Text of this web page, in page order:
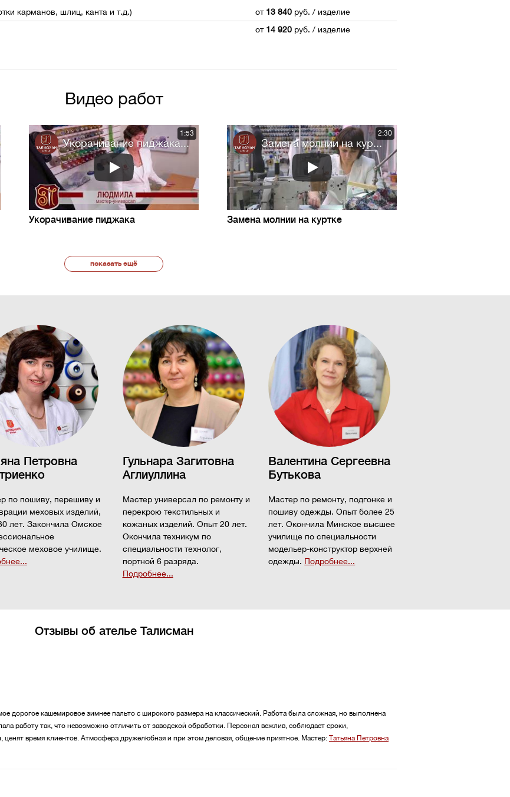
карманов, шлиц, канта и т.д.)
от 13 840 руб. / изделие
от 14 920 руб. / изделие
Видео работ
Укорачивание пиджака...
1:53
Укорачивание пиджака
Замена молнии на кур...
2:30
Замена молнии на куртке
показать ещё
Петровна
по пошиву, перешиву и
меховых изделий,
лет. Закончила Омское
меховое училище.
Гульнара Загитовна
Аглиуллина
Мастер универсал по ремонту и
перекрою текстильных и
кожаных изделий. Опыт 20 лет.
Окончила техникум по
специальности технолог,
портной 6 разряда.
Подробнее...
Валентина Сергеевна
Бутькова
Мастер по ремонту, подгонке и
пошиву одежды. Опыт более 25
лет. Окончила Минское высшее
училище по специальности
модельер-конструктор верхней
одежды. Подробнее...
Отзывы об ателье Талисман
дорогое кашемировое зимнее пальто с широкого размера на классический. Работа была сложная, но выполнена
работу так, что невозможно отличить от заводской обработки. Персонал вежлив, соблюдает сроки,
ценят время клиентов. Атмосфера дружелюбная и при этом деловая, общение приятное. Мастер: Татьяна Петровна